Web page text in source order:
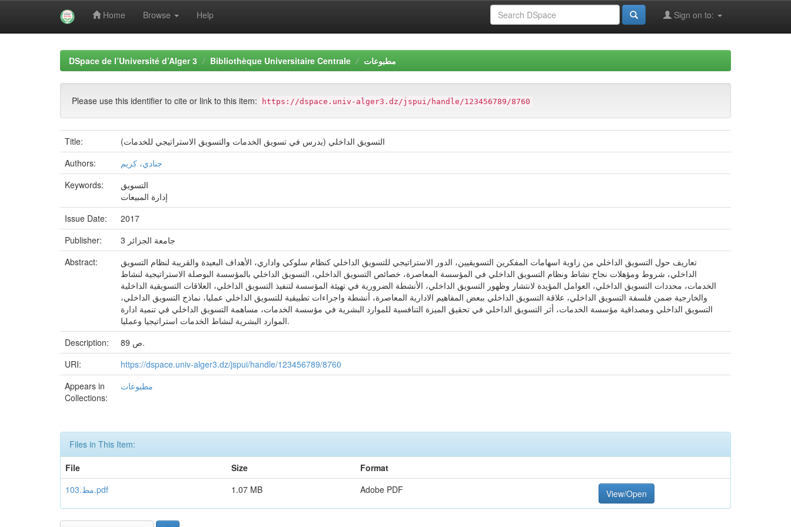
Home Browse Help Sign on to:
DSpace de l’Université d’Alger 3 Bibliothèque Universitaire Centrale مطبوعات
Please use this identifier to cite or link to this item: https://dspace.univ-alger3.dz/jspui/handle/123456789/8760
Title:
التسويق الداخلي (يدرس في تسويق الخدمات والتسويق الاستراتيجي للخدمات)
Authors:
جنادي، كريم
Keywords:
التسويق
إدارة المبيعات
Issue Date:
2017
Publisher:
جامعة الجزائر 3
Abstract:
تعاريف حول التسويق الداخلي من زاوية اسهامات المفكرين التسويقيين، الدور الاستراتيجي للتسويق الداخلي كنظام سلوكي واداري، الأهداف البعيدة والقريبة لنظام التسويق
الداخلي، شروط ومؤهلات نجاح نشاط ونظام التسويق الداخلي في المؤسسة المعاصرة، خصائص التسويق الداخلي، التسويق الداخلي بالمؤسسة البوصلة الاستراتيجية لنشاط
الخدمات، محددات التسويق الداخلي، العوامل المؤيدة لانتشار وظهور التسويق الداخلي، الأنشطة الضرورية في تهيئة المؤسسة لتنفيذ التسويق الداخلي، العلاقات التسويقية الداخلية
والخارجية ضمن فلسفة التسويق الداخلي، علاقة التسويق الداخلي ببعض المفاهيم الادارية المعاصرة، أنشطة واجراءات تطبيقية للتسويق الداخلي عمليا، نماذج التسويق الداخلي،
التسويق الداخلي ومصداقية مؤسسة الخدمات، أثر التسويق الداخلي في تحقيق الميزة التنافسية للموارد البشرية في مؤسسة الخدمات، مساهمة التسويق الداخلي في تنمية ادارة
الموارد البشرية لنشاط الخدمات استراتيجيا وعمليا.
Description:
89 ص.
URI:
https://dspace.univ-alger3.dz/jspui/handle/123456789/8760
Appears in
Collections:
مطبوعات
Files in This Item:
File
Size
Format
مط.103.pdf
1.07 MB Adobe PDF View/Open